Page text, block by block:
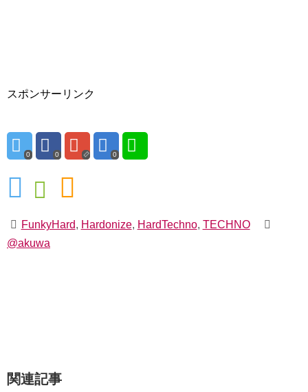
スポンサーリンク
0 0 0
FunkyHard, Hardonize, HardTechno, TECHNO
@akuwa
関連記事